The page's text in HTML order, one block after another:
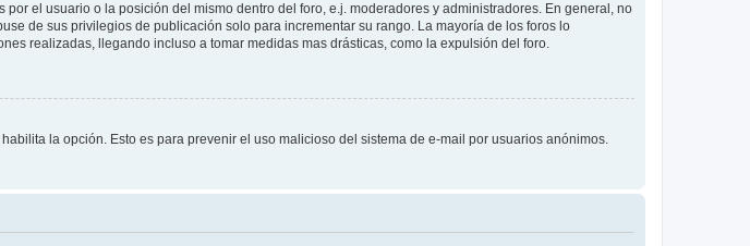
el usuario o la posición del mismo dentro del foro, e.j. moderadores y administradores. En general, no
de sus privilegios de publicación solo para incrementar su rango. La mayoría de los foros lo
realizadas, llegando incluso a tomar medidas mas drásticas, como la expulsión del foro.
la opción. Esto es para prevenir el uso malicioso del sistema de e-mail por usuarios anónimos.